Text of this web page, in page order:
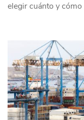
elegir cuánto y cómo